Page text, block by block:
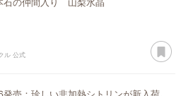
石の仲間入り 山梨水晶
ル 公式